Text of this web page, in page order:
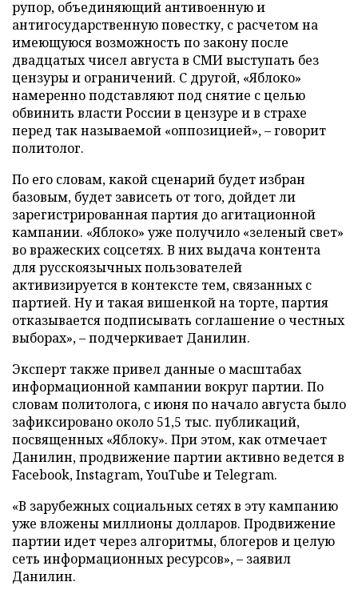
рупор, объединяющий антивоенную и
антигосударственную повестку, с расчетом на
имеющуюся возможность по закону после
двадцатых чисел августа в СМИ выступать без
цензуры и ограничений. С другой, «Яблоко»
намеренно подставляют под снятие с целью
обвинить власти России в цензуре и в страхе
перед так называемой «оппозицией», – говорит
политолог.
По его словам, какой сценарий будет избран
базовым, будет зависеть от того, дойдет ли
зарегистрированная партия до агитационной
кампании. «Яблоко» уже получило «зеленый свет»
во вражеских соцсетях. В них выдача контента
для русскоязычных пользователей
активизируется в контексте тем, связанных с
партией. Ну и такая вишенкой на торте, партия
отказывается подписывать соглашение о честных
выборах», – подчеркивает Данилин.
Эксперт также привел данные о масштабах
информационной кампании вокруг партии. По
словам политолога, с июня по начало августа было
зафиксировано около 51,5 тыс. публикаций,
посвященных «Яблоку». При этом, как отмечает
Данилин, продвижение партии активно ведется в
Facebook, Instagram, YouTube и Telegram.
«В зарубежных социальных сетях в эту кампанию
уже вложены миллионы долларов. Продвижение
партии идет через алгоритмы, блогеров и целую
сеть информационных ресурсов», – заявил
Данилин.